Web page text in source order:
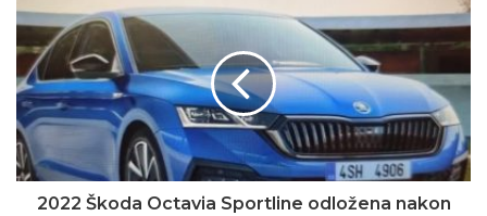
2022 Škoda Octavia Sportline odložena nakon